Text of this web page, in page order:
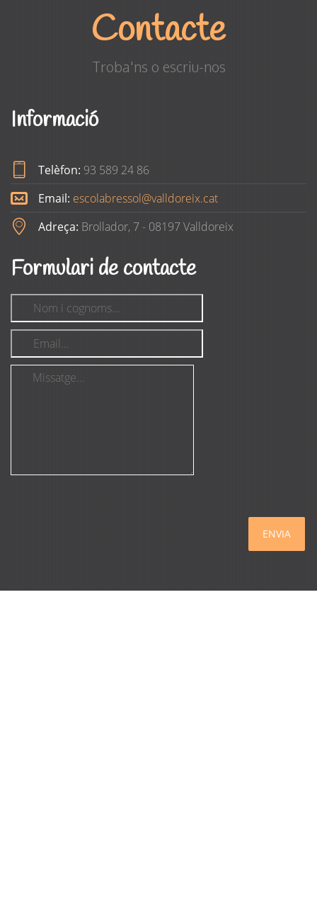
Contacte
Troba'ns o escriu-nos
Informació
Telèfon: 93 589 24 86
Email: escolabressol@valldoreix.cat
Adreça: Brollador, 7 - 08197 Valldoreix
Formulari de contacte
ENVIA